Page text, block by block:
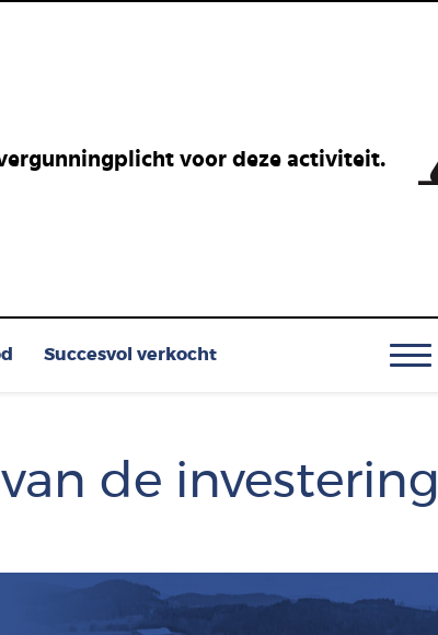
voor deze activiteit.
Succesvol verkocht
de investering